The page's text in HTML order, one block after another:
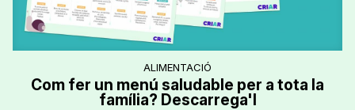
ALIMENTACIÓ
Com fer un menú saludable per a tota la
família? Descarrega'l